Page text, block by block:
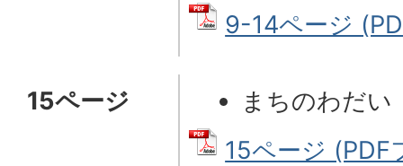
9-14ページ
15ページ
まちのわだい
15ページ (PDF